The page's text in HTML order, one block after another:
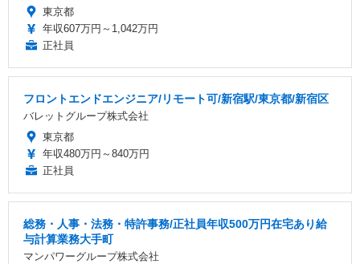
東京都
年収607万円～1,042万円
正社員
フロントエンドエンジニア/リモート可/新宿駅/東京都/新宿区
バレットグループ株式会社
東京都
年収480万円～840万円
正社員
総務・人事・法務・特許事務/正社員年収500万円在宅あり給
与計算業務大手町
マンパワーグループ株式会社